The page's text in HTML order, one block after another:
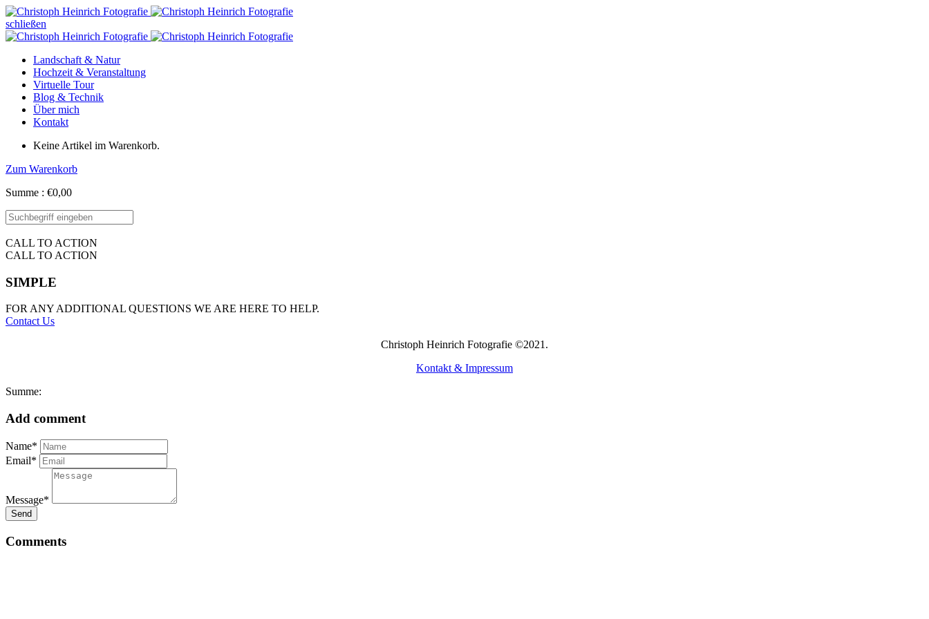
schließen
Landschaft & Natur
Hochzeit & Veranstaltung
Virtuelle Tour
Blog & Technik
Über mich
Kontakt
Keine Artikel im Warenkorb.
Zum Warenkorb
Summe : €0,00
CALL TO ACTION
CALL TO ACTION
SIMPLE
FOR ANY ADDITIONAL QUESTIONS WE ARE HERE TO HELP.
Contact Us
Christoph Heinrich Fotografie ©2021.
Kontakt & Impressum
Summe:
Add comment
Name*
Email*
Message*
Send
Comments